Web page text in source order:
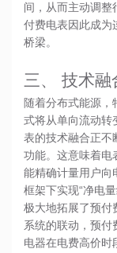
间，从而主动调整
付费电表因此成为
桥梁。
三、 技术融
随着分布式能源
式将从单向流动转
表的技术融合正不
功能。这意味着电
能精确计量用户向
框架下实现“净电
极大地拓展了预付
系统的联动，预付
电器在电费高价时